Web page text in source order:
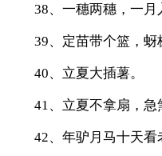
38、一穗两穗，一月
39、定苗带个篮，蚜
40、立夏大插薯。
41、立夏不拿扇，急
42、年驴月马十天看